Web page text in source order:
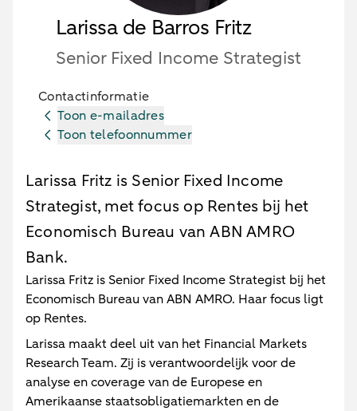
Larissa de Barros Fritz
Senior Fixed Income Strategist
Contactinformatie
Toon e-mailadres
Toon telefoonnummer
Larissa Fritz is Senior Fixed Income
Strategist, met focus op Rentes bij het
Economisch Bureau van ABN AMRO
Bank.
Larissa Fritz is Senior Fixed Income Strategist bij het
Economisch Bureau van ABN AMRO. Haar focus ligt
op Rentes.
Larissa maakt deel uit van het Financial Markets
Research Team. Zij is verantwoordelijk voor de
analyse en coverage van de Europese en
Amerikaanse staatsobligatiemarkten en de